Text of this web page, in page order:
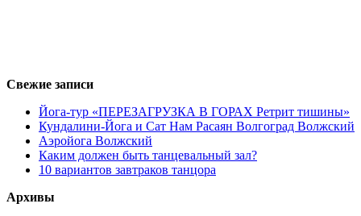
Свежие записи
Йога-тур «ПЕРЕЗАГРУЗКА В ГОРАХ Ретрит тишины»
Кундалини-Йога и Сат Нам Расаян Волгоград Волжский
Аэройога Волжский
Каким должен быть танцевальный зал?
10 вариантов завтраков танцора
Архивы